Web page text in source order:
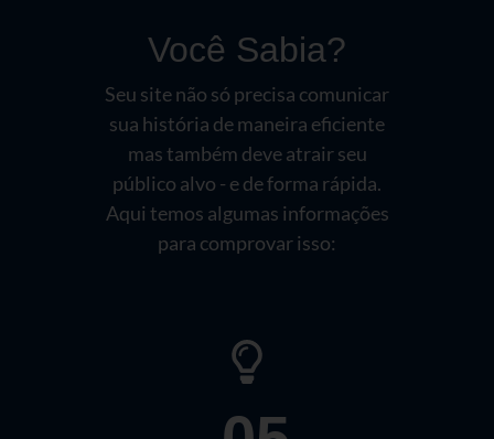
Você Sabia?
Seu site não só precisa comunicar
sua história de maneira eficiente
mas também deve atrair seu
público alvo - e de forma rápida.
Aqui temos algumas informações
para comprovar isso: